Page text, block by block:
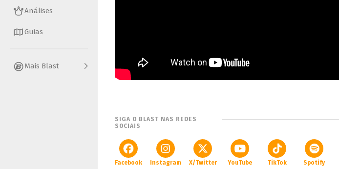
Análises
Guias
Mais Blast
SIGA O BLAST NAS REDES
SOCIAIS
Facebook Instagram X/Twitter YouTube TikTok Spotify